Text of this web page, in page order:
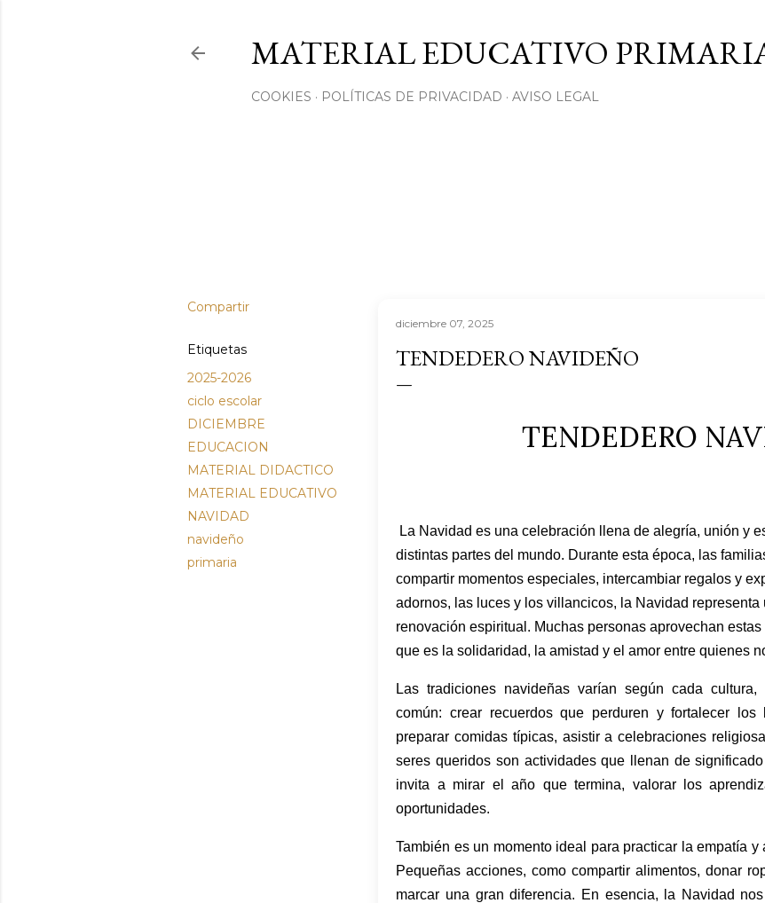
MATERIAL EDUCATIVO
COOKIES POLÍTICAS DE PRIVACIDAD AVISO LEGAL
Compartir
Etiquetas
2025-2026
ciclo escolar
DICIEMBRE
EDUCACION
MATERIAL DIDACTICO
MATERIAL EDUCATIVO
NAVIDAD
navideño
primaria
diciembre 07, 2025
TENDEDERO NAVIDEÑO
TENDEDERO
La Navidad es una celebración llena de alegría, unión y
distintas partes del mundo. Durante esta época, las
compartir momentos especiales, intercambiar regalos y
adornos, las luces y los villancicos, la Navidad
renovación espiritual. Muchas personas aprovechan
que es la solidaridad, la amistad y el amor entre quienes
Las tradiciones navideñas varían según cada
común: crear recuerdos que perduren y fortalecer
preparar comidas típicas, asistir a celebraciones
seres queridos son actividades que llenan de
invita a mirar el año que termina, valorar los
oportunidades.
También es un momento ideal para practicar la empatía
Pequeñas acciones, como compartir alimentos, donar
marcar una gran diferencia. En esencia, la Navidad